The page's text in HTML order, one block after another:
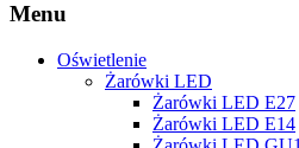
Menu
Oświetlenie
Żarówki LED
Żarówki LED E27
Żarówki LED E14